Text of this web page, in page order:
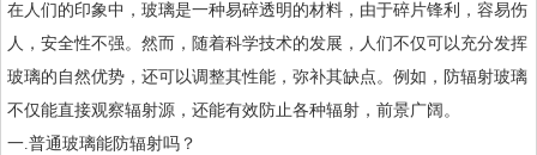
在人们的印象中，玻璃是一种易碎透明的材料，由于碎片锋利，容易伤
人，安全性不强。然而，随着科学技术的发展，人们不仅可以充分发挥
玻璃的自然优势，还可以调整其性能，弥补其缺点。例如， 防辐射玻璃
不仅能直接观察辐射源，还能有效防止各种辐射，前景广阔。
一.普通玻璃能防辐射吗？